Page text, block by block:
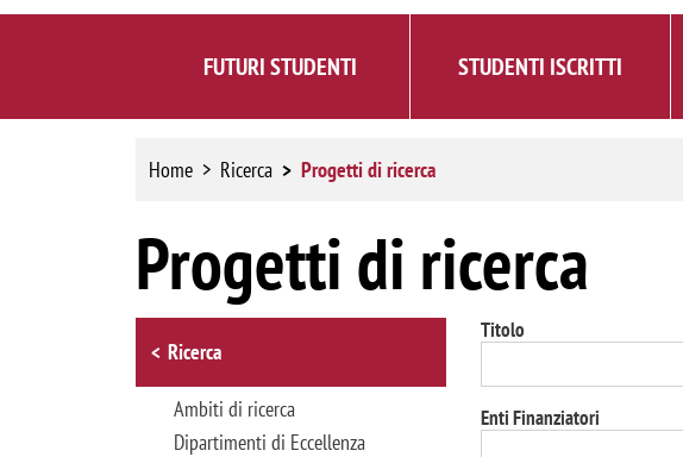
FUTURI STUDENTI STUDENTI ISCRITTI
Home Ricerca Progetti di ricerca
Progetti di ricerca
Browse the section
Ricerca
Ambiti di ricerca
Dipartimenti di Eccellenza
Titolo
Enti Finanziatori